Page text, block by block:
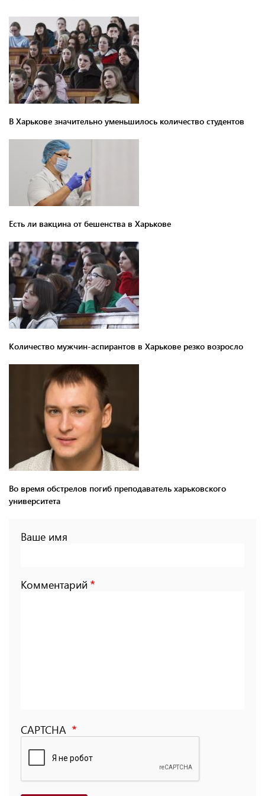
В Харькове значительно уменьшилось количество студентов
Есть ли вакцина от бешенства в Харькове
Количество мужчин-аспирантов в Харькове резко возросло
Во время обстрелов погиб преподаватель харьковского
университета
Ваше имя
Комментарий
CAPTCHA